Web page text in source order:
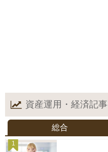
資産運用・経済記事
総合
1